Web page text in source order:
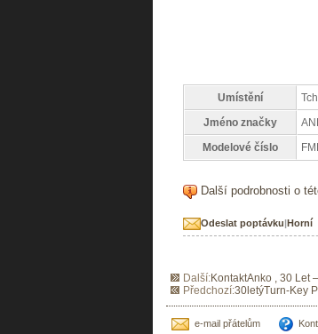
Umístění
Jméno značky
Modelové číslo
Další podrobnosti o
Odeslat poptávku|Horní
Další:KontaktAnko , 30 Let
Předchozí:30letýTurn-Key
e-mail přátelům